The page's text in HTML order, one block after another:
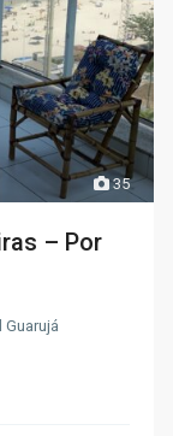
35
– Por
Guarujá